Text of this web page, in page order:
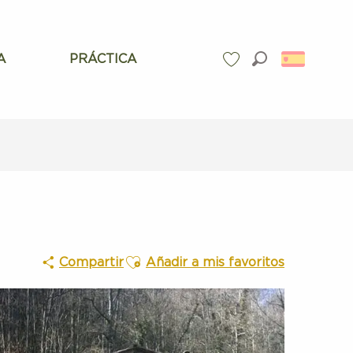
PRÁCTICA
CompartirAjouter aux favoris
Añadir a mis favoritos